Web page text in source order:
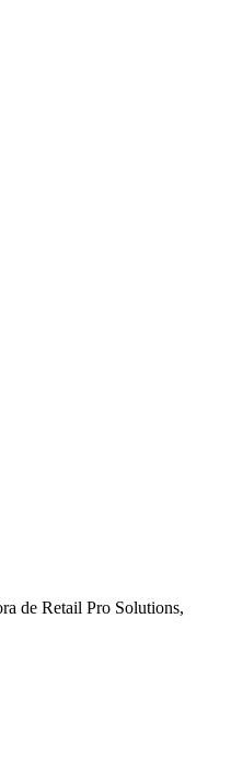
de Retail Pro Solutions,